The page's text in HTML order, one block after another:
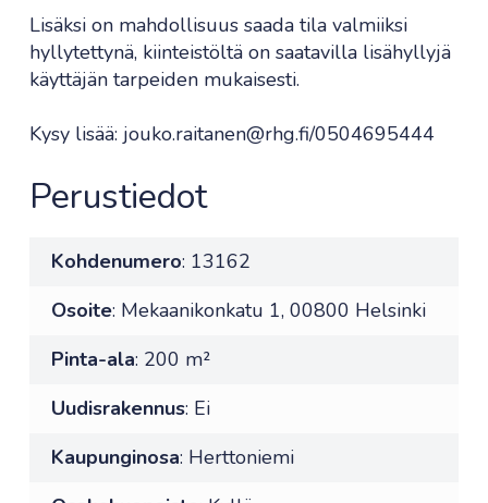
Lisäksi on mahdollisuus saada tila valmiiksi
hyllytettynä, kiinteistöltä on saatavilla lisähyllyjä
käyttäjän tarpeiden mukaisesti.
Kysy lisää: jouko.raitanen@rhg.fi/0504695444
Perustiedot
Kohdenumero: 13162
Osoite: Mekaanikonkatu 1, 00800 Helsinki
Pinta-ala: 200 m²
Uudisrakennus: Ei
Kaupunginosa: Herttoniemi